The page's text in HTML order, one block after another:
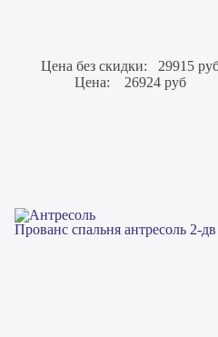
Цена без скидки:
29915
Цена:
26924 руб
Прованс спальня антресоль 2-дв